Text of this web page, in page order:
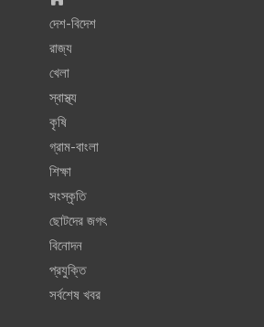
দেশ-বিদেশ
রাজ্য
খেলা
স্বাস্থ্য
কৃষি
গ্রাম-বাংলা
শিক্ষা
সংস্কৃতি
ছোটদের জগৎ
বিনোদন
প্রযুক্তি
সর্বশেষ খবর